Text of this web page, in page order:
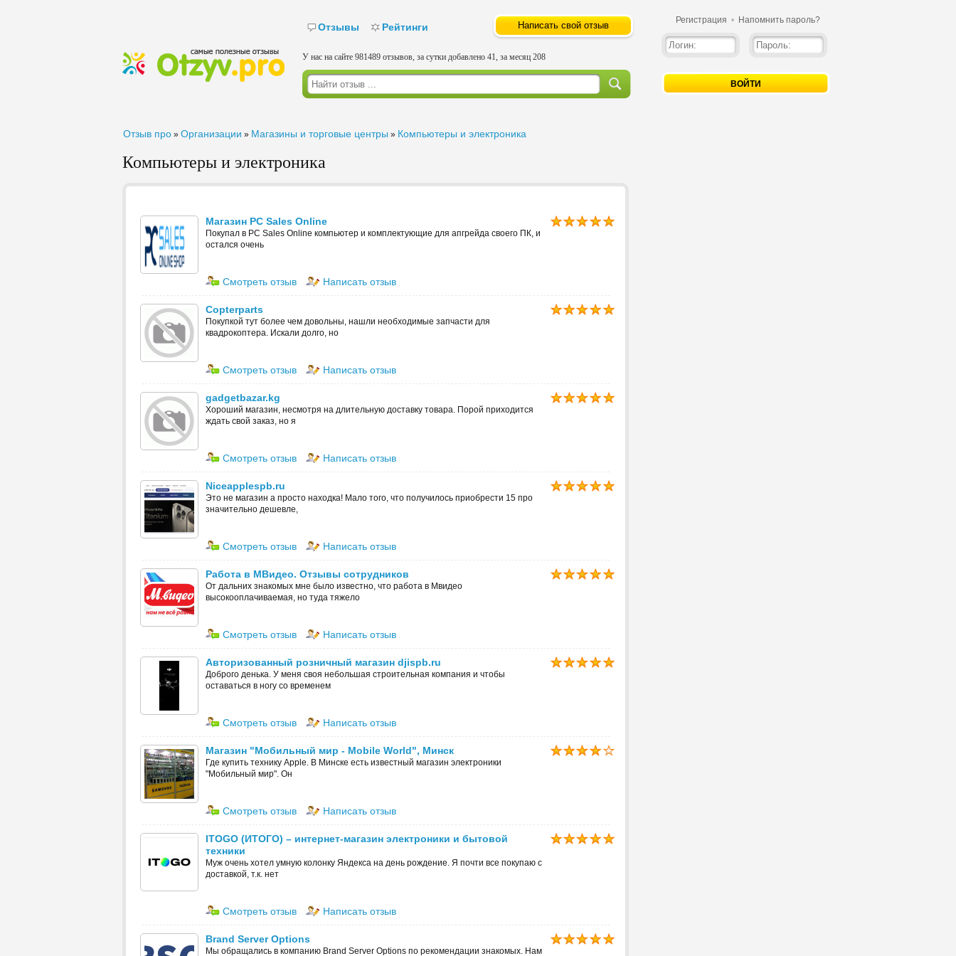
Отзывы Рейтинги Написать свой отзыв
У нас на сайте 981489 отзывов, за сутки добавлено 41, за месяц 208
Регистрация • Напомнить пароль?
ВОЙТИ
Отзыв про » Организации » Магазины и торговые центры » Компьютеры и электроника
Компьютеры и электроника
Магазин PC Sales Online
Покупал в PC Sales Online компьютер и комплектующие для апгрейда своего ПК, и
остался очень
Смотреть отзыв Написать отзыв
Copterparts
Покупкой тут более чем довольны, нашли необходимые запчасти для
квадрокоптера. Искали долго, но
Смотреть отзыв Написать отзыв
gadgetbazar.kg
Хороший магазин, несмотря на длительную доставку товара. Порой приходится
ждать свой заказ, но я
Смотреть отзыв Написать отзыв
Niceapplespb.ru
Это не магазин а просто находка! Мало того, что получилось приобрести 15 про
значительно дешевле,
Смотреть отзыв Написать отзыв
Работа в МВидео. Отзывы сотрудников
От дальних знакомых мне было известно, что работа в Мвидео
высокооплачиваемая, но туда тяжело
Смотреть отзыв Написать отзыв
Авторизованный розничный магазин djispb.ru
Доброго денька. У меня своя небольшая строительная компания и чтобы
оставаться в ногу со временем
Смотреть отзыв Написать отзыв
Магазин "Мобильный мир - Mobile World", Минск
Где купить технику Apple. В Минске есть известный магазин электроники
"Мобильный мир". Он
Смотреть отзыв Написать отзыв
ITOGO (ИТОГО) – интернет-магазин электроники и бытовой
техники
Муж очень хотел умную колонку Яндекса на день рождение. Я почти все покупаю с
доставкой, т.к. нет
Смотреть отзыв Написать отзыв
Brand Server Options
Мы обращались в компанию Brand Server Options по рекомендации знакомых. Нам